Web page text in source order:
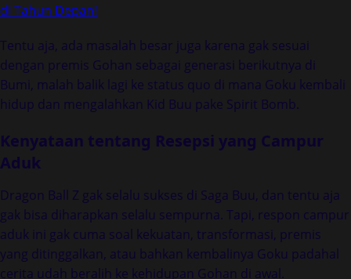
di Tahun Depan!
Tentu aja, ada masalah besar juga karena gak sesuai
dengan premis Gohan sebagai generasi berikutnya di
Bumi, malah balik lagi ke status quo di mana Goku kembali
hidup dan mengalahkan Kid Buu pake Spirit Bomb.
Kenyataan tentang Resepsi yang Campur
Aduk
Dragon Ball Z gak selalu sukses di Saga Buu, dan tentu aja
gak bisa diharapkan selalu sempurna. Tapi, respon campur
aduk ini gak cuma soal kekuatan, transformasi, premis
yang ditinggalkan, atau bahkan kembalinya Goku padahal
cerita udah beralih ke kehidupan Gohan di awal.